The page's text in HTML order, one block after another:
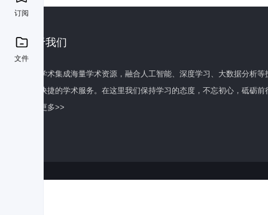
订阅
文件
关于我们
百度学术集成海量学术资源，融合人工智能、深度学习、大数据分析
全面快捷的学术服务。在这里我们保持学习的态度，不忘初心，砥砺前
了解更多>>